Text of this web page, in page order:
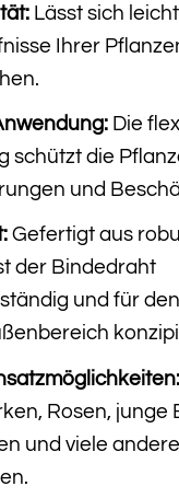
Lässt sich
Ihrer
Die
schützt die
und
Gefertigt aus
der Bindedraht
und für
Rosen, junge
und viele andere